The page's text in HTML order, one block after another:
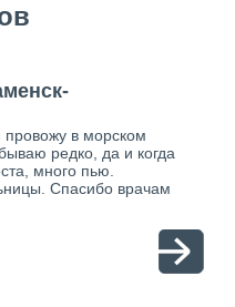
в морском
редко, да и когда
много пью.
Спасибо врачам